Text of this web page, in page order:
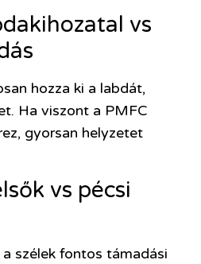
vs
hozza ki a labdát,
Ha viszont a PMFC
gyorsan helyzetet
vs pécsi
szélek fontos támadási